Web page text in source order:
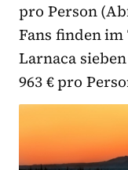
pro Person
Fans finden im
Larnaca
963 € pro